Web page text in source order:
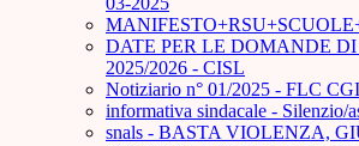
DATE PER LE DOMANDE
2025/2026 - CISL
Notiziario n° 01/2025 - FLC
informativa sindacale - Silenzio/
snals - BASTA VIOLENZA,